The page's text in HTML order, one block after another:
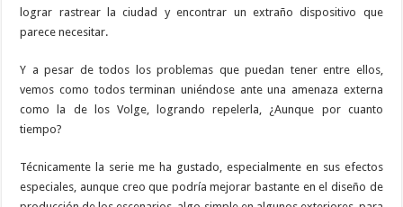
lograr rastrear la ciudad y encontrar un extraño dispositivo que
parece necesitar.
Y a pesar de todos los problemas que puedan tener entre ellos,
vemos como todos terminan uniéndose ante una amenaza externa
como la de los Volge, logrando repelerla, ¿Aunque por cuanto
tiempo?
Técnicamente la serie me ha gustado, especialmente en sus efectos
especiales, aunque creo que podría mejorar bastante en el diseño de